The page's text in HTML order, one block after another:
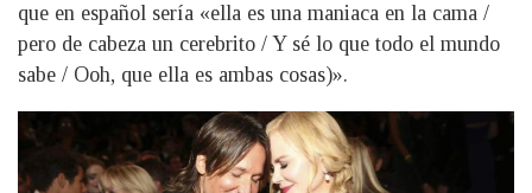
que en español sería «ella es una maniaca en la cama /
pero de cabeza un cerebrito / Y sé lo que todo el mundo
sabe / Ooh, que ella es ambas cosas)».